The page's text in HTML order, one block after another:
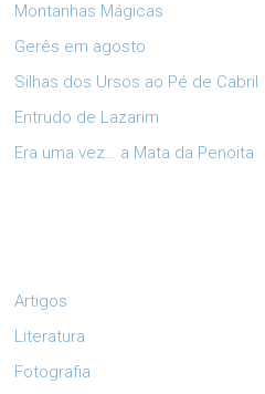
Montanhas Mágicas
Gerês em agosto
Silhas dos Ursos ao Pé de Cabril
Entrudo de Lazarim
Era uma vez… a Mata da Penoita
Artigos
Literatura
Fotografia